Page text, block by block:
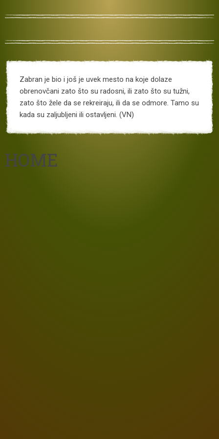
Zabran je bio i još je uvek mesto na koje dolaze
obrenovčani zato što su radosni, ili zato što su tužni,
zato što žele da se rekreiraju, ili da se odmore. Tamo su
kada su zaljubljeni ili ostavljeni. (VN)
HOME